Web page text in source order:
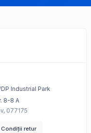
Industrial Park
8-8 A
077175
Condiții retur